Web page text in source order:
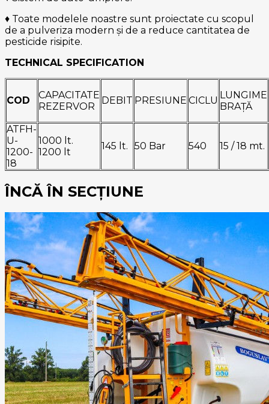
♦ Toate modelele noastre sunt proiectate cu scopul
de a pulveriza modern și de a reduce cantitatea de
pesticide risipite.
TECHNICAL SPECIFICATION
COD
CAPACITATE
REZERVOR
DEBIT PRESIUNE CICLU LUNGIME
BRAȚĂ
ATFH-
U-
1200-
18
1000 lt.
1200 lt
145 lt. 50 Bar 540 15 / 18 mt.
ÎNCĂ ÎN SECȚIUNE